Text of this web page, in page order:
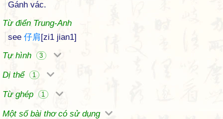
Gánh vác.
Từ điển Trung-Anh
see 仔肩[zi1 jian1]
Tự hình
3
Dị thể 1
Từ ghép 1
Một số bài thơ có sử dụng